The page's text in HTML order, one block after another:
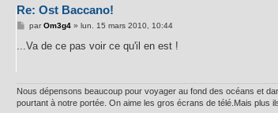
Re: Ost Baccano!
M
s
parOm3g4» lun. 15 mars 2010, 10:44
...Va de ce pas voir ce qu'il en est !
Nous dépensons beaucoup pour voyager au fond des océans et
pourtant à notre portée. On aime les gros écrans de télé.Mais plus